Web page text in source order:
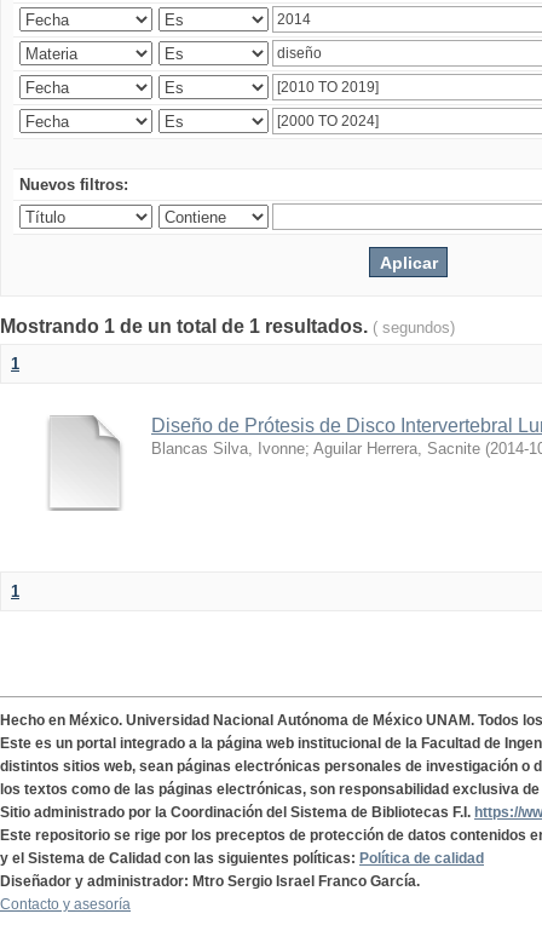
Nuevos filtros:
Mostrando 1 de un total de 1 resultados. ( segundos)
1
Diseño de Prótesis de Disco Intervertebral
Blancas Silva, Ivonne; Aguilar Herrera, Sacnite (2014-
1
Hecho en México. Universidad Nacional Autónoma de México UNAM. Todos
Este es un portal integrado a la página web institucional de la Facultad de
distintos sitios web, sean páginas electrónicas personales de investigación o
los textos como de las páginas electrónicas, son responsabilidad exclusiva
Sitio administrado por la Coordinación del Sistema de Bibliotecas F.I. https://
Este repositorio se rige por los preceptos de protección de datos contenidos
y el Sistema de Calidad con las siguientes políticas: Política de calidad
Diseñador y administrador: Mtro Sergio Israel Franco García.
Contacto y asesoría